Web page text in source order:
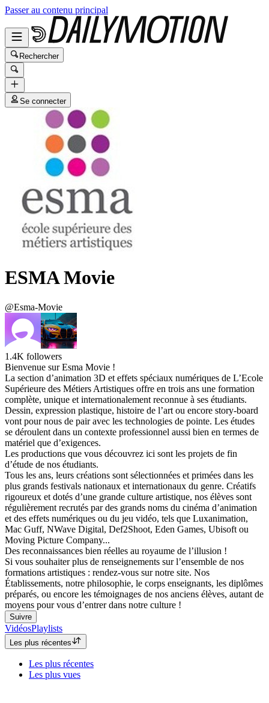
Passer au contenu principal
Rechercher
Se connecter
ESMA Movie
@Esma-Movie
1.4K followers
Bienvenue sur Esma Movie !
La section d’animation 3D et effets spéciaux numériques de L’Ecole
Supérieure des Métiers Artistiques offre en trois ans une formation
complète, unique et internationalement reconnue à ses étudiants.
Dessin, expression plastique, histoire de l’art ou encore story-board
vont pour nous de pair avec les technologies de pointe. Les études
se déroulent dans un contexte professionnel aussi bien en termes de
matériel que d’exigences.
Les productions que vous découvrez ici sont les projets de fin
d’étude de nos étudiants.
Tous les ans, leurs créations sont sélectionnées et primées dans les
plus grands festivals nationaux et internationaux du genre. Créatifs
rigoureux et dotés d’une grande culture artistique, nos élèves sont
régulièrement recrutés par des grands noms du cinéma d’animation
et des effets numériques ou du jeu vidéo, tels que Luxanimation,
Mac Guff, NWave Digital, Def2Shoot, Eden Games, Ubisoft ou
Moving Picture Company...
Des reconnaissances bien réelles au royaume de l’illusion !
Si vous souhaiter plus de renseignements sur l’ensemble de nos
formations artistiques : rendez-vous sur notre site. Nos
Établissements, notre philosophie, le corps enseignants, les diplômes
préparés, ou encore les témoignages de nos anciens élèves, autant de
moyens pour vous d’entrer dans notre culture !
Suivre
VidéosPlaylists
Les plus récentes
Les plus récentes
Les plus vues